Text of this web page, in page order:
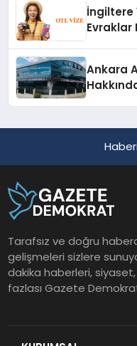
İngiltere
Evraklar
Ankara
Tarafsız ve doğru
gelişmeleri sizlere
dakika haberleri,
fazlası Gazete